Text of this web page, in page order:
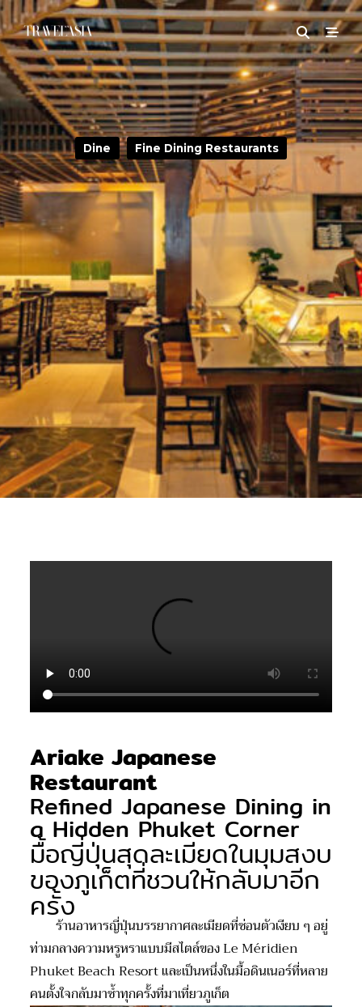
Dine Fine Dining Restaurants
Ariake Japanese
Restaurant
Refined Japanese Dining in
a Hidden Phuket Corner
มื้อญี่ปุ่นสุดละเมียดในมุมสงบ
ของภูเก็ตที่ชวนให้กลับมาอีก
ครั้ง
ร้านอาหารญี่ปุ่นบรรยากาศละเมียดที่ซ่อนตัวเงียบ ๆ อยู่
ท่ามกลางความหรูหราแบบมีสไตล์ของLe Méridien
Phuket Beach Resortและเป็นหนึ่งในมื้อดินเนอร์ที่หลาย
คนตั้งใจกลับมาซ้ำทุกครั้งที่มาเที่ยวภูเก็ต